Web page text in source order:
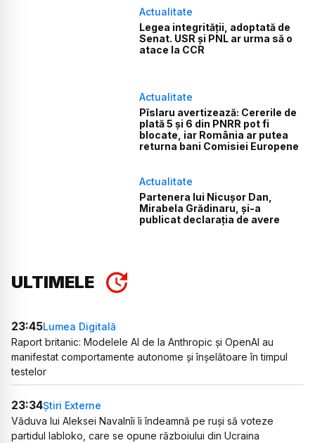
Actualitate
Legea integrității, adoptată de
Senat. USR și PNL ar urma să o
atace la CCR
Actualitate
Pîslaru avertizează: Cererile de
plată 5 și 6 din PNRR pot fi
blocate, iar România ar putea
returna bani Comisiei Europene
Actualitate
Partenera lui Nicușor Dan,
Mirabela Grădinaru, și-a
publicat declarația de avere
ULTIMELE
23:45Lumea Digitală
Raport britanic: Modelele AI de la Anthropic și OpenAI au
manifestat comportamente autonome și înșelătoare în timpul
testelor
23:34Știri Externe
Văduva lui Aleksei Navalnîi îi îndeamnă pe ruși să voteze
partidul Iabloko, care se opune războiului din Ucraina